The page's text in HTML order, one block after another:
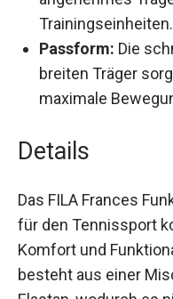
Trainingseinheiten.
Passform:Die
breiten Träger
und maximale
Details
speziell für den
vereint daher
Material des Tops
von Polyester und